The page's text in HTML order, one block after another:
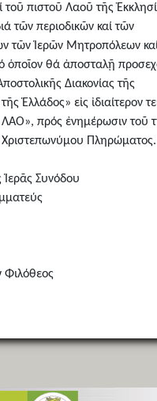
τοῦ πιστοῦ Λαοῦ τῆς
τῶν περιοδικῶν καί τῶν
τῶν Ἱερῶν Μητροπόλεων
ὁποῖον θά ἀποσταλῇ
Διακονίας τῆς
Ἑλλάδος» εἰς ἰδιαίτερον
πρός ἐνημέρωσιν τοῦ
Χριστεπωνύμου Πληρώματος.
Ἱερᾶς Συνόδου